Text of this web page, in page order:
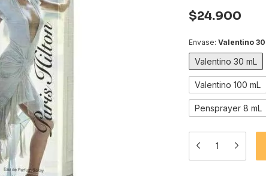
$24.900
Envase: Valentino
Valentino 30 mL
Valentino 100 mL
Pensprayer 8 mL